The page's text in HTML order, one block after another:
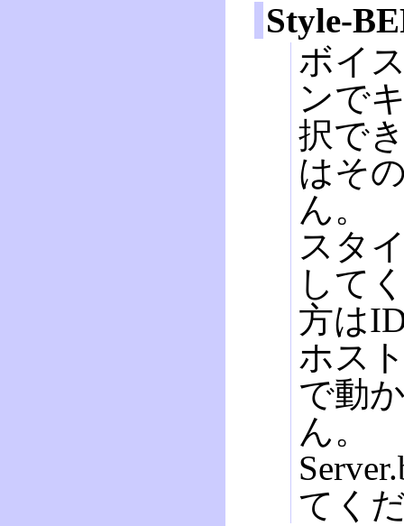
Style-
ボイ
ンで
択で
はそ
ん。
スタ
して
方は
ホス
で動
ん。
てく